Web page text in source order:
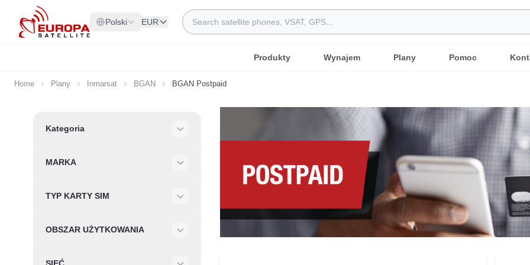
Skip to Content
Polski EUR
Search
Produkty Wynajem Plany Pomoc
Home Plany Inmarsat BGAN BGAN Postpaid
Skip to product list
Kategoria
MARKA
TYP KARTY SIM
OBSZAR UŻYTKOWANIA